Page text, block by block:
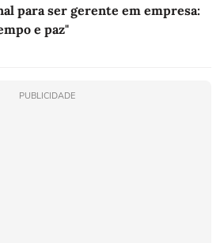
para ser gerente em empresa:
e paz"
PUBLICIDADE